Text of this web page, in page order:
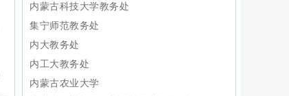
内蒙古科技大学教务处
集宁师范教务处
内大教务处
内工大教务处
内蒙古农业大学